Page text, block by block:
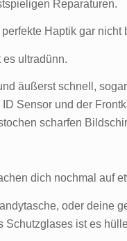
Reparaturen.
Haptik gar nicht
es ultradünn.
äußerst schnell,
Sensor und der
scharfen
dich nochmal auf
oder deine
Schutzglases ist es